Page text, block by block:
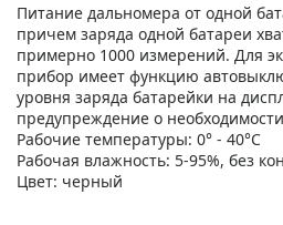
Питание дальномера от одной
причем заряда одной батареи
примерно 1000 измерений. Для
прибор имеет функцию
уровня заряда батарейки на
предупреждение о
Рабочие температуры: 0° - 40°C
Рабочая влажность: 5-95%, без
Цвет: черный